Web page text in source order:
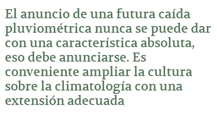
El anuncio de una futura caída
pluviométrica nunca se puede dar
con una característica absoluta,
eso debe anunciarse. Es
conveniente ampliar la cultura
sobre la climatología con una
extensión adecuada